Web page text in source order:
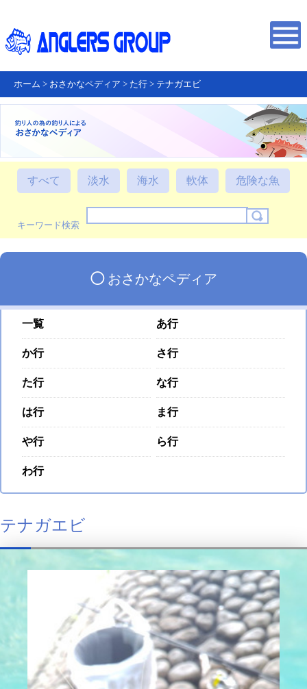
ホーム > おさかなペディア > た行 > テナガエビ
すべて 淡水 海水 軟体 危険な魚
キーワード検索
◯おさかなペディア
一覧 あ行
か行 さ行
た行 な行
は行 ま行
や行 ら行
わ行
テナガエビ